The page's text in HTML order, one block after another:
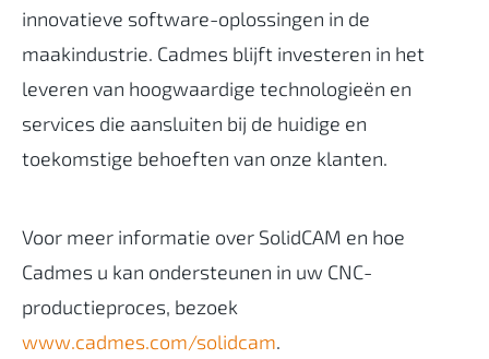
innovatieve software-oplossingen in de
maakindustrie. Cadmes blijft investeren in het
leveren van hoogwaardige technologieën en
services die aansluiten bij de huidige en
toekomstige behoeften van onze klanten.
Voor meer informatie over SolidCAM en hoe
Cadmes u kan ondersteunen in uw CNC-
productieproces, bezoek
www.cadmes.com/solidcam.